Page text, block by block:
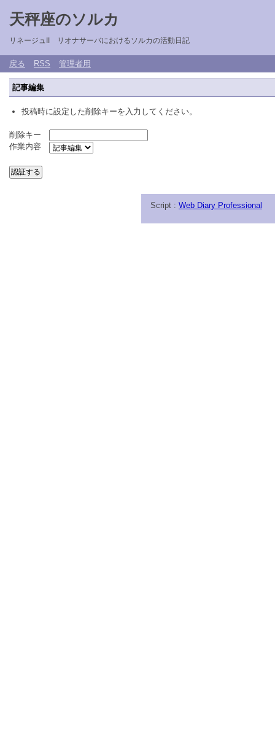
天秤座のソルカ
リネージュII リオナサーバにおけるソルカの活動日記
戻る RSS 管理者用
記事編集
投稿時に設定した削除キーを入力してください。
削除キー
作業内容
Script : Web Diary Professional